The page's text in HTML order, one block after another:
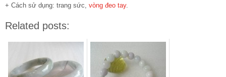
+ Cách sử dụng: trang sức, vòng đeo tay.
Related posts: